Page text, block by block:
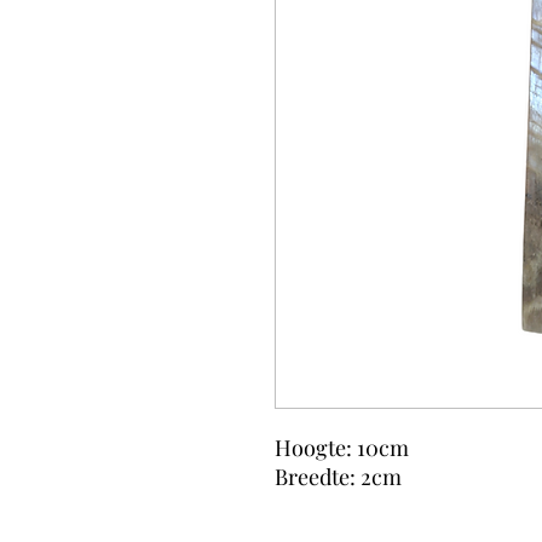
Hoogte: 10cm
Breedte: 2cm